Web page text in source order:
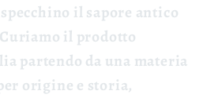
il sapore antico
Curiamo il prodotto
partendo da una materia
origine e storia,